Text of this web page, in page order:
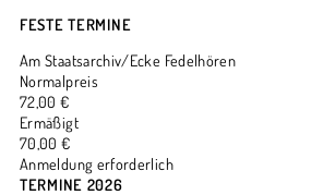
FESTE TERMINE
Am Staatsarchiv/Ecke Fedelhören
Normalpreis
72,00 €
Ermäßigt
70,00 €
Anmeldung erforderlich
TERMINE 2026